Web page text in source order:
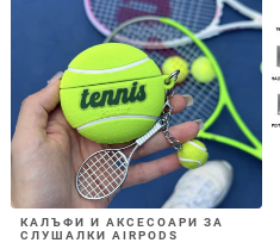
КАЛЪФИ И АКСЕСОАРИ ЗА
СЛУШАЛКИ AIRPODS